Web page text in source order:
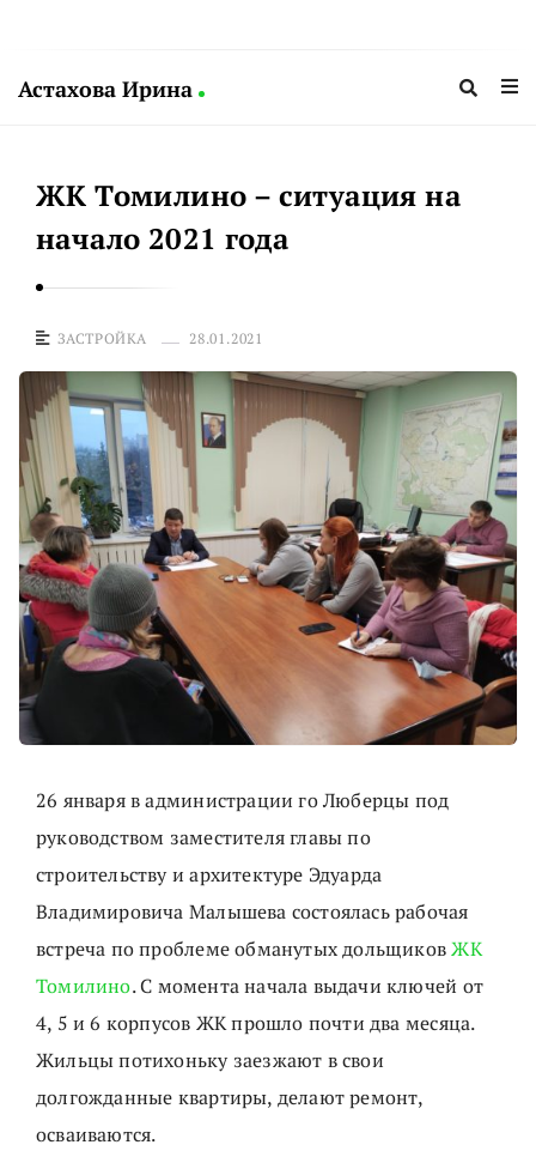
Астахова Ирина
И
р
и
н
а
ЖК Томилино – ситуация на
начало 2021 года
ЗАСТРОЙКА 28.01.2021
26 января в администрации го Люберцы под
руководством заместителя главы по
строительству и архитектуре Эдуарда
Владимировича Малышева состоялась рабочая
встреча по проблеме обманутых дольщиковЖК
Томилино. С момента начала выдачи ключей от
4, 5 и 6 корпусов ЖК прошло почти два месяца.
Жильцы потихоньку заезжают в свои
долгожданные квартиры, делают ремонт,
осваиваются.